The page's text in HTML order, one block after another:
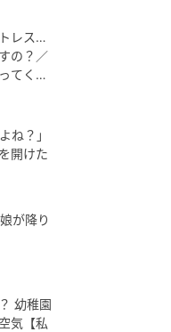
が】
レス…
の？／
てくる
んで
ね？」
開けた
が降り
幼稚園
気【私